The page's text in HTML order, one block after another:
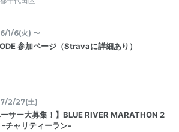
1/6(火) 〜
参加ページ（Stravaに詳細あり）
2/27(土)
ーサー大募集！】BLUE RIVER MARATHON 2
チャリティーラン-